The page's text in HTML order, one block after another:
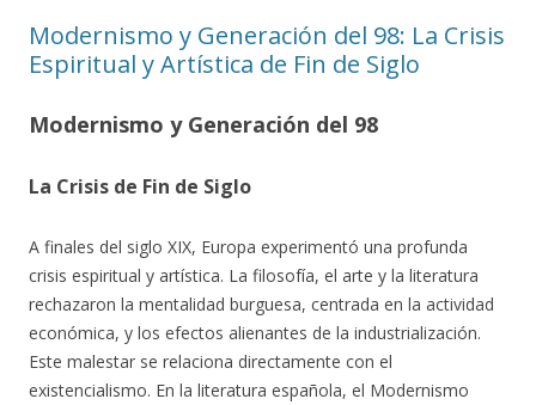
Modernismo y Generación del 98: La Crisis
Espiritual y Artística de Fin de Siglo
Modernismo y Generación del 98
La Crisis de Fin de Siglo
A finales del siglo XIX, Europa experimentó una profunda
crisis espiritual y artística. La filosofía, el arte y la literatura
rechazaron la mentalidad burguesa, centrada en la actividad
económica, y los efectos alienantes de la industrialización.
Este malestar se relaciona directamente con el
existencialismo. En la literatura española, el Modernismo